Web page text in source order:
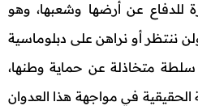
للدفاع عن أرضها وشعبها، وهو
ننتظر أو نراهن على دبلوماسية
سلطة متخاذلة عن حماية وطنها،
الحقيقية في مواجهة هذا العدوان